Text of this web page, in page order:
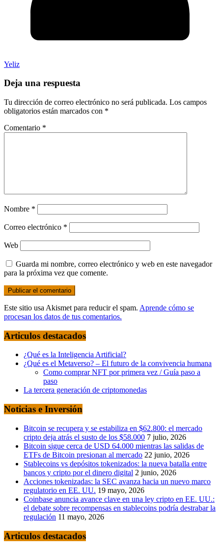
Yeliz
Deja una respuesta
Tu dirección de correo electrónico no será publicada. Los campos
obligatorios están marcados con *
Comentario *
Nombre *
Correo electrónico *
Web
Guarda mi nombre, correo electrónico y web en este navegador
para la próxima vez que comente.
Este sitio usa Akismet para reducir el spam. Aprende cómo se
procesan los datos de tus comentarios.
Articulos destacados
¿Qué es la Inteligencia Artificial?
¿Qué es el Metaverso? – El futuro de la convivencia humana
Como comprar NFT por primera vez / Guía paso a
paso
La tercera generación de criptomonedas
Noticias e Inversión
Bitcoin se recupera y se estabiliza en $62.800: el mercado
cripto deja atrás el susto de los $58.000 7 julio, 2026
Bitcoin sigue cerca de USD 64.000 mientras las salidas de
ETFs de Bitcoin presionan al mercado 22 junio, 2026
Stablecoins vs depósitos tokenizados: la nueva batalla entre
bancos y cripto por el dinero digital 2 junio, 2026
Acciones tokenizadas: la SEC avanza hacia un nuevo marco
regulatorio en EE. UU. 19 mayo, 2026
Coinbase anuncia avance clave en una ley cripto en EE. UU.:
el debate sobre recompensas en stablecoins podría destrabar la
regulación 11 mayo, 2026
Articulos destacados